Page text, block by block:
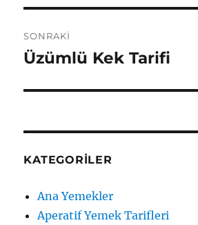
SONRAKI
Sonraki
Üzümlü Kek Tarifi
KATEGORILER
Ana Yemekler
Aperatif Yemek Tarifleri